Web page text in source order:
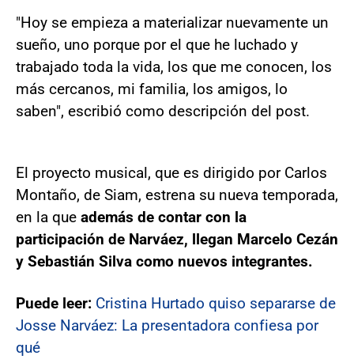
"Hoy se empieza a materializar nuevamente un
sueño, uno porque por el que he luchado y
trabajado toda la vida, los que me conocen, los
más cercanos, mi familia, los amigos, lo
saben", escribió como descripción del post.
El proyecto musical, que es dirigido por Carlos
Montaño, de Siam, estrena su nueva temporada,
en la que además de contar con la
participación de Narváez, llegan Marcelo Cezán
y Sebastián Silva como nuevos integrantes.
Puede leer: Cristina Hurtado quiso separarse de
Josse Narváez: La presentadora confiesa por
qué